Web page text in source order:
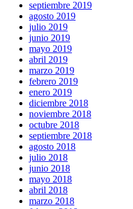
septiembre 2019
agosto 2019
julio 2019
junio 2019
mayo 2019
abril 2019
marzo 2019
febrero 2019
enero 2019
diciembre 2018
noviembre 2018
octubre 2018
septiembre 2018
agosto 2018
julio 2018
junio 2018
mayo 2018
abril 2018
marzo 2018